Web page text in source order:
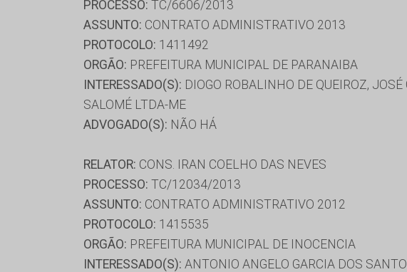
PROCESSO: TC/6606/2013
ASSUNTO: CONTRATO ADMINISTRATIVO 2013
PROTOCOLO: 1411492
ORGÃO: PREFEITURA MUNICIPAL DE PARANAIBA
INTERESSADO(S): DIOGO ROBALINHO DE QUEIROZ,
SALOMÉ LTDA-ME
ADVOGADO(S): NÃO HÁ
RELATOR: CONS. IRAN COELHO DAS NEVES
PROCESSO: TC/12034/2013
ASSUNTO: CONTRATO ADMINISTRATIVO 2012
PROTOCOLO: 1415535
ORGÃO: PREFEITURA MUNICIPAL DE INOCENCIA
INTERESSADO(S): ANTONIO ANGELO GARCIA DOS